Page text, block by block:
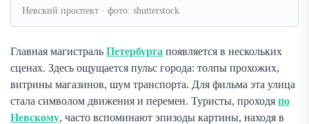
Невский проспект · фото: shutterstock
Главная магистраль Петербурга появляется в нескольких
сценах. Здесь ощущается пульс города: толпы прохожих,
витрины магазинов, шум транспорта. Для фильма эта улица
стала символом движения и перемен. Туристы, проходя по
Невскому, часто вспоминают эпизоды картины, находя в